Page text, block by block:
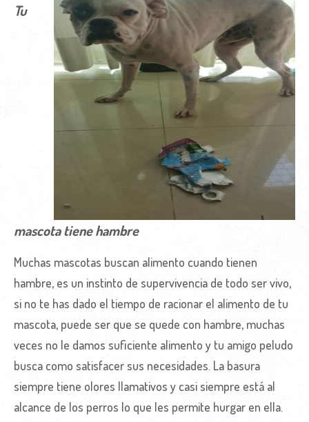
Tu
mascota tiene hambre
Muchas mascotas buscan alimento cuando tienen
hambre, es un instinto de supervivencia de todo ser vivo,
si no te has dado el tiempo de racionar el alimento de tu
mascota, puede ser que se quede con hambre, muchas
veces no le damos suficiente alimento y tu amigo peludo
busca como satisfacer sus necesidades. La basura
siempre tiene olores llamativos y casi siempre está al
alcance de los perros lo que les permite hurgar en ella.